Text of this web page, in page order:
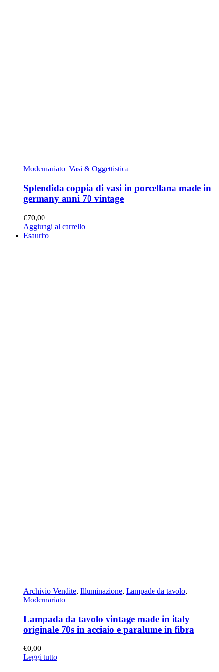
Modernariato, Vasi & Oggettistica
Splendida coppia di vasi in porcellana made in
germany anni 70 vintage
€70,00
Aggiungi al carrello
Esaurito
Archivio Vendite, Illuminazione, Lampade da tavolo,
Modernariato
Lampada da tavolo vintage made in italy
originale 70s in acciaio e paralume in fibra
€0,00
Leggi tutto